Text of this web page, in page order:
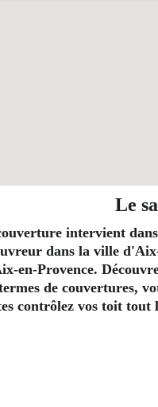
Le
intervient
dans la ville
en-Provence.
de couvertures,
contrôlez vos toit tout